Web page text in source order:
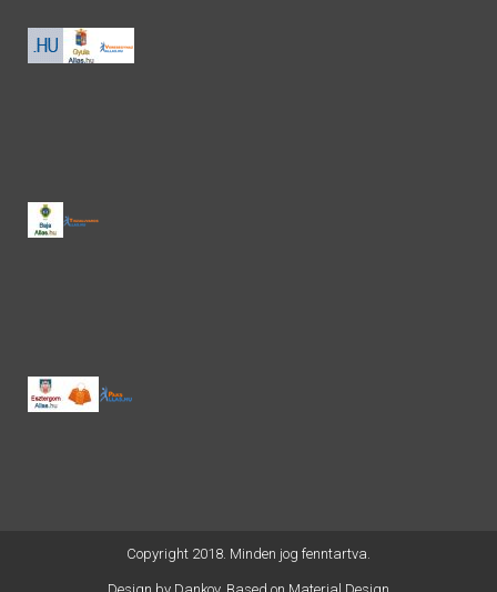
Copyright 2018. Minden jog fenntartva.
Design by Dankov. Based on Material Design